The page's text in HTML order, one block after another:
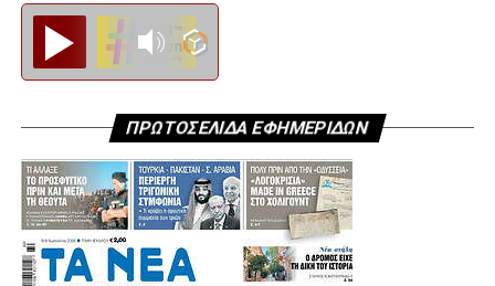
ΔΕΣΠΟΙΝΑ ΠΡΟΚΟΠΙΟΥ ΠΡΟΕΔΡΟΣ ΔΗΜΤΟ
ΑΙΓΑΛΕΩ
ΑΓΙΑΣ ΒΑΡΒΑΡΑΣ
ΦΙΛΙΠΠΟΣ ΚΩΤΣΗΣ ΙΔΙΟΚΤΗΤΗΣ ΓΣ ΠΕΡΙΣΤΕΡΙΟΥ
ΝΑΝΤΙΑ ΓΚΟΓΚΟΖΩΤΟΥ ΠΡΟΕΔΡΟΣ ΕΟΠΠΥ
ΑΡΗΣ ΑΓΓΕΛΗΣ ΓΕΝΙΚΟΣ ΓΡΑΜΜΑΤΕΑΣ
ΠΡΩΤΟΣΕΛΙΔΑ ΕΦΗΜΕΡΙΔΩΝ